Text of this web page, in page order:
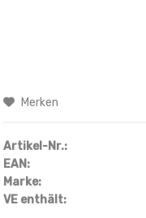
Merken
Artikel-Nr.:
EAN:
Marke:
VE enthält: